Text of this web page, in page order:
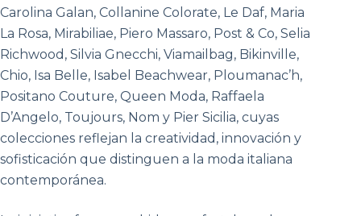
Carolina Galan, Collanine Colorate, Le Daf, Maria
La Rosa, Mirabiliae, Piero Massaro, Post & Co, Selia
Richwood, Silvia Gnecchi, Viamailbag, Bikinville,
Chio, Isa Belle, Isabel Beachwear, Ploumanac’h,
Positano Couture, Queen Moda, Raffaela
D’Angelo, Toujours, Nom y Pier Sicilia, cuyas
colecciones reflejan la creatividad, innovación y
sofisticación que distinguen a la moda italiana
contemporánea.